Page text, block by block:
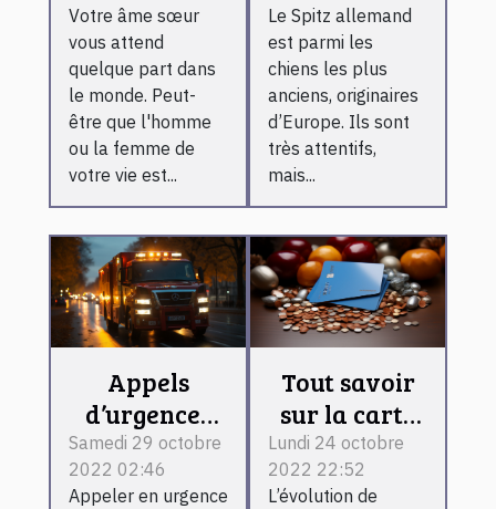
Votre âme sœur
vous attend
quelque part dans
le monde. Peut-
être que l'homme
ou la femme de
votre vie est...
Le Spitz allemand
est parmi les
chiens les plus
anciens, originaires
d’Europe. Ils sont
très attentifs,
mais...
Appels
d’urgences
médicales à
Bordeaux
Samedi 29 octobre
2022 02:46
Appeler en urgence
Tout savoir
sur la carte
bancaire.
Lundi 24 octobre
2022 22:52
L’évolution de